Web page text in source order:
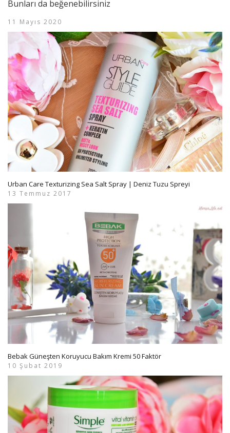
Bunları da beğenebilirsiniz
11 Mayıs 2020
Urban Care Texturizing Sea Salt Spray | Deniz Tuzu Spreyi
13 Temmuz 2017
Bebak Güneşten Koruyucu Bakım Kremi 50 Faktör
10 Şubat 2019